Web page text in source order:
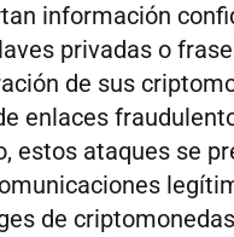
información
privadas o
de sus
enlaces
estos ataques se
de